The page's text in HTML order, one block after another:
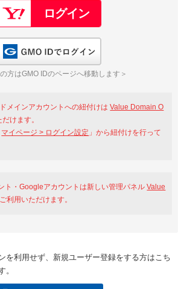
ID Amazon
はValue Domain Oneのログイン画面へ遷移します
以下でも登録可能
Yahoo!
ID
方はGMO IDのページへ移動します＞
メインアカウントへの紐付けはValue Domain O
けます。
マイページ > ログイン設定 」から紐付けを行って
ト・Googleアカウントは新しい管理パネルValue
利用いただけます。
を利用せず、新規ユーザー登録をする方はこち
。